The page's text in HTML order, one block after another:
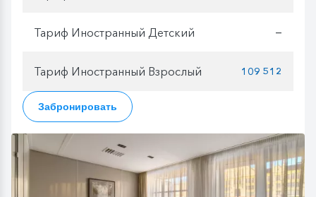
Тариф Иностранный Детский —
Тариф Иностранный Взрослый 109 512
Забронировать